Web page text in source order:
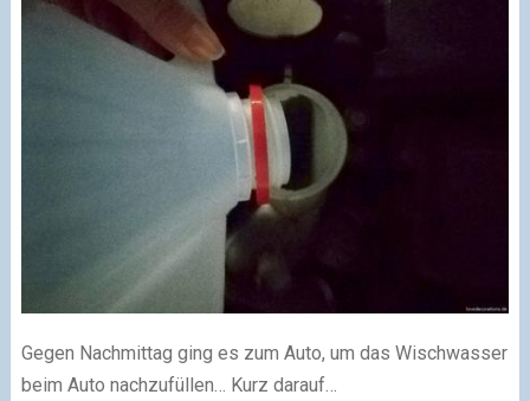
Gegen Nachmittag ging es zum Auto, um das Wischwasser
beim Auto nachzufüllen… Kurz darauf…